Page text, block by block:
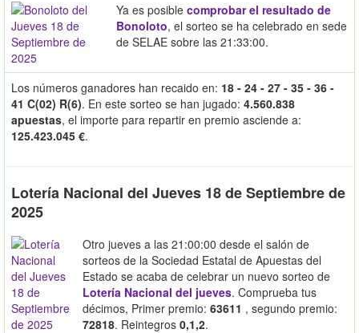
Ya es posible comprobar el resultado de
Bonoloto, el sorteo se ha celebrado en sede
de SELAE sobre las 21:33:00.
Los números ganadores han recaido en: 18 - 24 - 27 - 35 - 36 -
41 C(02) R(6). En este sorteo se han jugado: 4.560.838
apuestas, el importe para repartir en premio asciende a:
125.423.045 €.
Lotería Nacional del Jueves 18 de Septiembre de
2025
Otro jueves a las 21:00:00 desde el salón de
sorteos de la Sociedad Estatal de Apuestas del
Estado se acaba de celebrar un nuevo sorteo de
Lotería Nacional del jueves. Comprueba tus
décimos, Primer premio: 63611 , segundo premio:
72818. Reintegros 0,1,2.